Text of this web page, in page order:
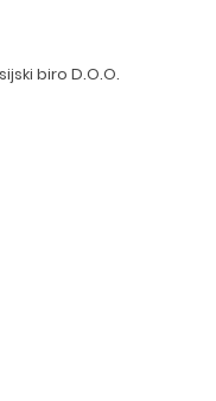
biro D.O.O.